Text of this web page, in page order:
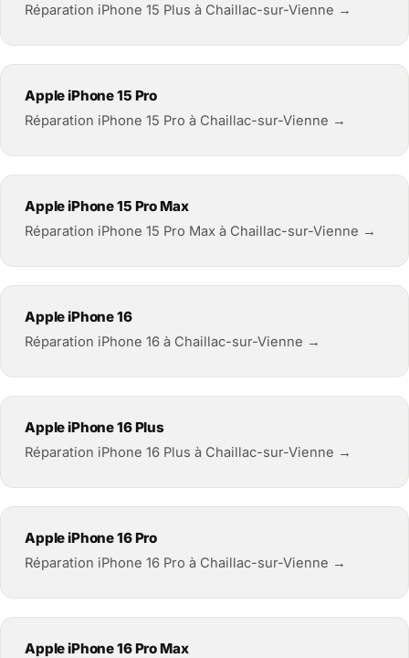
Réparation iPhone 15 Plus à Chaillac-sur-Vienne →
Apple iPhone 15 Pro
Réparation iPhone 15 Pro à Chaillac-sur-Vienne →
Apple iPhone 15 Pro Max
Réparation iPhone 15 Pro Max à Chaillac-sur-Vienne →
Apple iPhone 16
Réparation iPhone 16 à Chaillac-sur-Vienne →
Apple iPhone 16 Plus
Réparation iPhone 16 Plus à Chaillac-sur-Vienne →
Apple iPhone 16 Pro
Réparation iPhone 16 Pro à Chaillac-sur-Vienne →
Apple iPhone 16 Pro Max